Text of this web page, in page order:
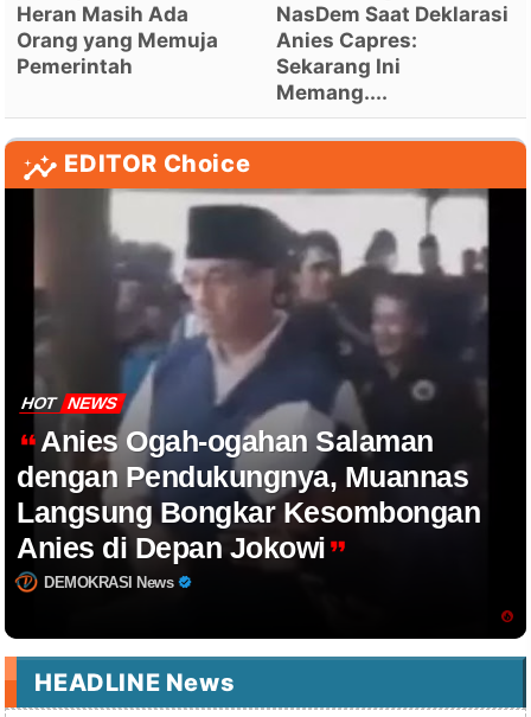
Heran Masih Ada
Orang yang Memuja
Pemerintah
NasDem Saat Deklarasi
Anies Capres:
Sekarang Ini
Memang....
EDITOR Choice
HOT NEWS
Anies Ogah-ogahan Salaman
dengan Pendukungnya, Muannas
Langsung Bongkar Kesombongan
Anies di Depan Jokowi
DEMOKRASI News
HEADLINE News